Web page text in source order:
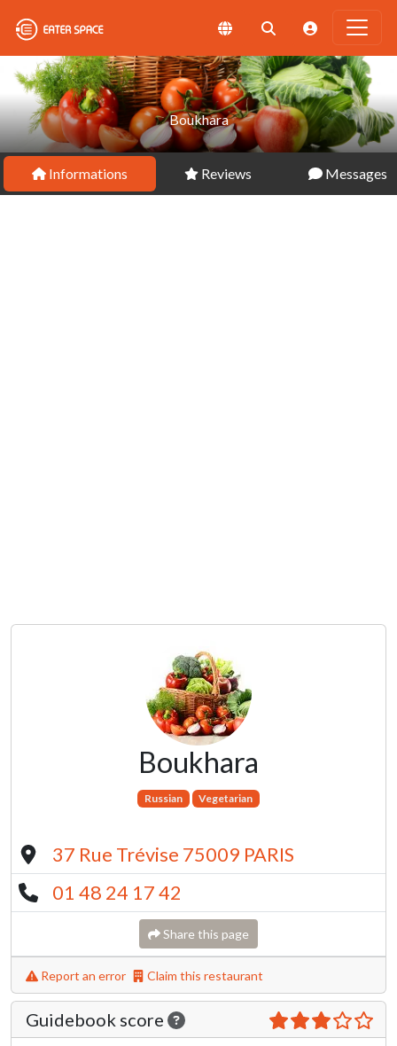
Boukhara
Informations Reviews Messages
Boukhara
Russian Vegetarian
37 Rue Trévise 75009 PARIS
01 48 24 17 42
Share this page
Report an error Claim this restaurant
Guidebook score